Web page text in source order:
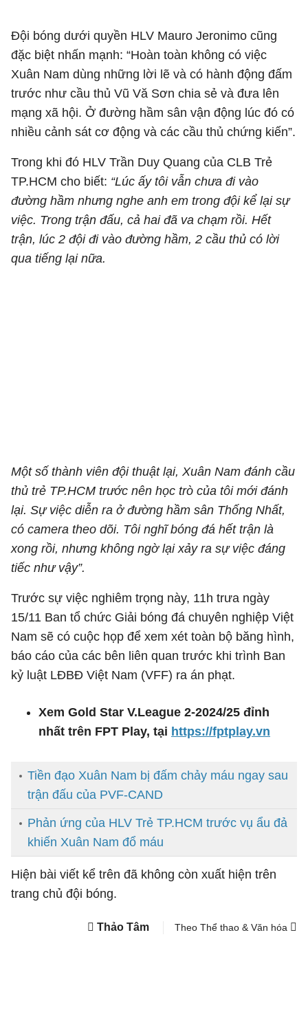
Đội bóng dưới quyền HLV Mauro Jeronimo cũng
đặc biệt nhấn mạnh: “Hoàn toàn không có việc
Xuân Nam dùng những lời lẽ và có hành động đấm
trước như cầu thủ Vũ Vă Sơn chia sẻ và đưa lên
mạng xã hội. Ở đường hầm sân vận động lúc đó có
nhiều cảnh sát cơ động và các cầu thủ chứng kiến”.
Trong khi đó HLV Trần Duy Quang của CLB Trẻ
TP.HCM cho biết: “Lúc ấy tôi vẫn chưa đi vào
đường hầm nhưng nghe anh em trong đội kể lại sự
việc. Trong trận đấu, cả hai đã va chạm rồi. Hết
trận, lúc 2 đội đi vào đường hầm, 2 cầu thủ có lời
qua tiếng lại nữa.
Một số thành viên đội thuật lại, Xuân Nam đánh cầu
thủ trẻ TP.HCM trước nên học trò của tôi mới đánh
lại. Sự việc diễn ra ở đường hầm sân Thống Nhất,
có camera theo dõi. Tôi nghĩ bóng đá hết trận là
xong rồi, nhưng không ngờ lại xảy ra sự việc đáng
tiếc như vậy”.
Trước sự việc nghiêm trọng này, 11h trưa ngày
15/11 Ban tổ chức Giải bóng đá chuyên nghiệp Việt
Nam sẽ có cuộc họp để xem xét toàn bộ băng hình,
báo cáo của các bên liên quan trước khi trình Ban
kỷ luật LĐBĐ Việt Nam (VFF) ra án phạt.
Xem Gold Star V.League 2-2024/25 đỉnh
nhất trên FPT Play, tại https://fptplay.vn
Tiền đạo Xuân Nam bị đấm chảy máu ngay sau
trận đấu của PVF-CAND
Phản ứng của HLV Trẻ TP.HCM trước vụ ẩu đả
khiến Xuân Nam đổ máu
Hiện bài viết kể trên đã không còn xuất hiện trên
trang chủ đội bóng.
Thảo Tâm Theo Thể thao & Văn hóa